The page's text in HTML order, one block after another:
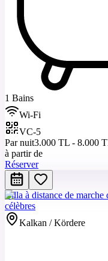
1 Bains
Wi-Fi
VC-5
Par nuit3.000 TL - 8.000
à partir de
Réserver
Villa à distance de marche
célèbres
Kalkan / Kördere